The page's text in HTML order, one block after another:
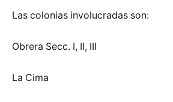
Las colonias involucradas son:
Obrera Secc. I, II, III
La Cima